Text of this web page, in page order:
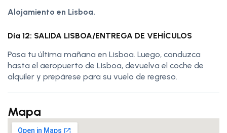
Alojamiento en Lisboa.
Día 12: SALIDA LISBOA/ENTREGA DE VEHÍCULOS
Pasa tu última mañana en Lisboa. Luego, conduzca
hasta el aeropuerto de Lisboa, devuelva el coche de
alquiler y prepárese para su vuelo de regreso.
Mapa